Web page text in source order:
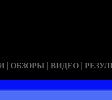
| ОБЗОРЫ | ВИДЕО |